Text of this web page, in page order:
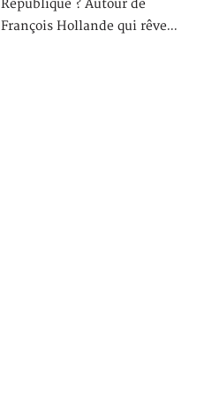
République ? Autour de
François Hollande qui rêve…